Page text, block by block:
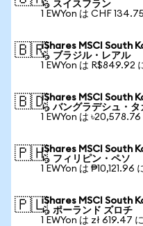
ら スイスフラン
1 EWYon は CHF
🇧🇷iShares MSCI South
ら ブラジル・レアル
1 EWYon は R$849.92
🇧🇩iShares MSCI South
ら バングラデシュ・タ
1 EWYon は ৳20,578.76
🇵🇭iShares MSCI South
ら フィリピン・ペソ
1 EWYon は ₱10,121.96
🇵🇱iShares MSCI South
ら ポーランド ズロチ
1 EWYon は zł 619.47